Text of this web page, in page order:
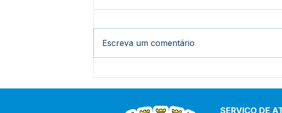
Escreva um comentário
SERVIÇO DE